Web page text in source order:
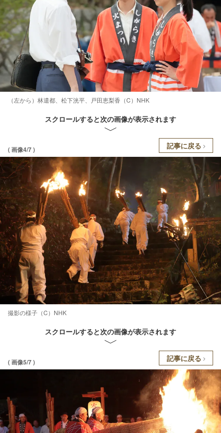
（左から）林遣都、松下洸平、戸田恵梨香（C）NHK
スクロールすると次の画像が表示されます
( 画像4/7 ) 記事に戻る
撮影の様子（C）NHK
スクロールすると次の画像が表示されます
( 画像5/7 ) 記事に戻る